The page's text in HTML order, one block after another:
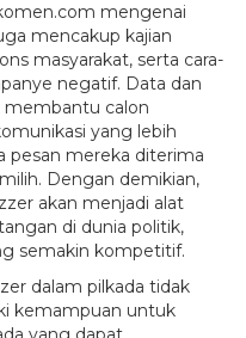
mengenai
mencakup kajian
masyarakat, serta cara-
negatif. Data dan
calon
yang lebih
pesan mereka diterima
Dengan demikian,
akan menjadi alat
di dunia politik,
semakin kompetitif.
dalam pilkada tidak
kemampuan untuk